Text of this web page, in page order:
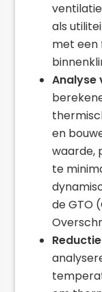
als
met een
Analyse
en
waarde,
te
de GTO